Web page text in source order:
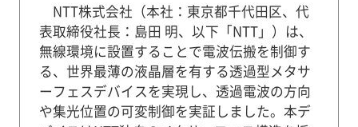
NTT株式会社（本社：東京都千代田区、代
表取締役社長：島田 明、以下「NTT」）は、
無線環境に設置することで電波伝搬を制御す
る、世界最薄の液晶層を有する透過型メタサ
ーフェスデバイスを実現し、透過電波の方向
や集光位置の可変制御を実証しました。本デ